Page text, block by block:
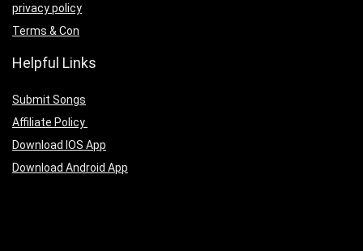
privacy policy
Terms & Con
Helpful Links
Submit Songs
Affiliate Policy
Download IOS App
Download Android App